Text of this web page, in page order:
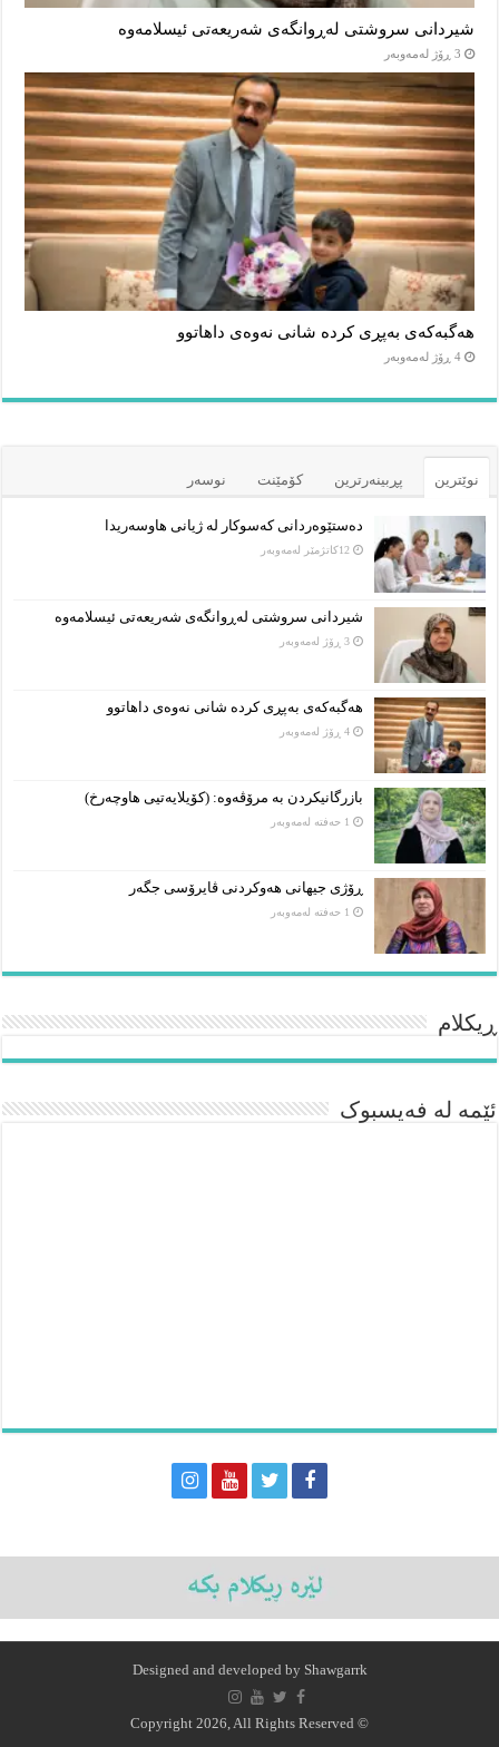
شیردانی سروشتی لەڕوانگەی شەریعەتی ئیسلامەوە
3 ڕۆژ لەمەوبەر
هەگبەکەی بەپڕی کردە شانی نەوەی داهاتوو
4 ڕۆژ لەمەوبەر
نوێترین پڕبینەرترین کۆمێنت نوسەر
دەستێوەردانی کەسوکار لە ژیانی هاوسەریدا
12كاتژمێر لەمەوبەر
شیردانی سروشتی لەڕوانگەی شەریعەتی ئیسلامەوە
3 ڕۆژ لەمەوبەر
هەگبەکەی بەپڕی کردە شانی نەوەی داهاتوو
4 ڕۆژ لەمەوبەر
بازرگانیکردن بە مرۆڤەوە: (کۆیلایەتیی هاوچەرخ)
1 حەفتە لەمەوبەر
ڕۆژی جیهانی هەوکردنی ڤایرۆسی جگەر
1 حەفتە لەمەوبەر
ڕیکلام
ئێمە لە فەیسبوک
Designed and developed by Shawgarrk
© Copyright 2026, All Rights Reserved